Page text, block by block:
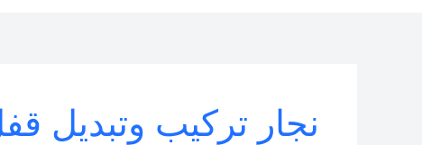
نجار تركيب وتبديل